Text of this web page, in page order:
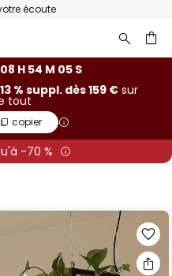
écoute
H 54 M 05 S
% suppl. dès 159 €sur
tout
copier
-70 %